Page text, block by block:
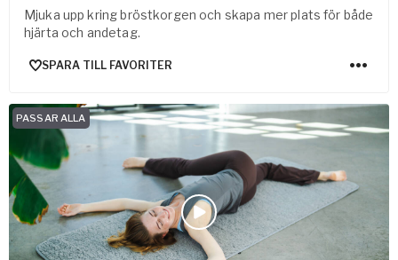
Mjuka upp kring bröstkorgen och skapa mer plats för både
hjärta och andetag.
SPARA TILL FAVORITER
PASSAR ALLA